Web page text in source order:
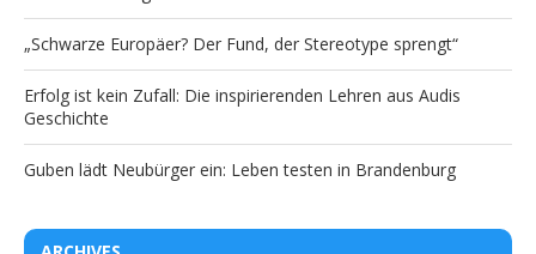
„Schwarze Europäer? Der Fund, der Stereotype sprengt“
Erfolg ist kein Zufall: Die inspirierenden Lehren aus Audis
Geschichte
Guben lädt Neubürger ein: Leben testen in Brandenburg